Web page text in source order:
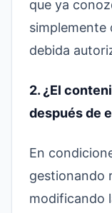
que ya
simplemente
debida
2. ¿El
después de
En
gestionando
modificando